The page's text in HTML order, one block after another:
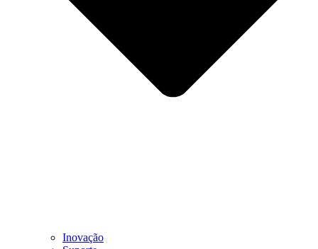
Inovação